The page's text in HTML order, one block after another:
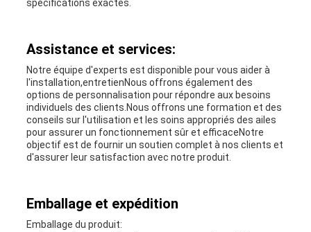
spécifications exactes.
Assistance et services:
Notre équipe d'experts est disponible pour vous aider à
l'installation,entretienNous offrons également des
options de personnalisation pour répondre aux besoins
individuels des clients.Nous offrons une formation et des
conseils sur l'utilisation et les soins appropriés des ailes
pour assurer un fonctionnement sûr et efficaceNotre
objectif est de fournir un soutien complet à nos clients et
d'assurer leur satisfaction avec notre produit.
Emballage et expédition
Emballage du produit: